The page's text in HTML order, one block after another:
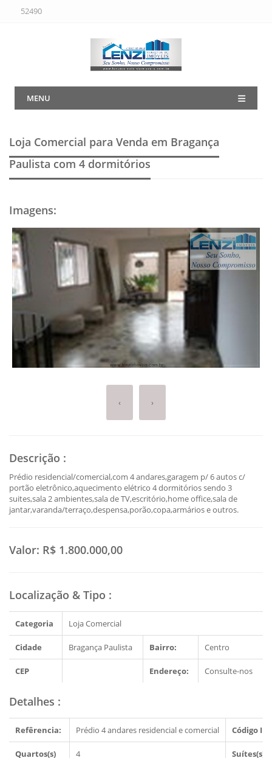
52490
MENU
Loja Comercial para Venda em Bragança
Paulista com 4 dormitórios
Imagens:
‹ ›
Descrição :
Prédio residencial/comercial,com 4 andares,garagem p/ 6 autos c/
portão eletrônico,aquecimento elétrico 4 dormitórios sendo 3
suites,sala 2 ambientes,sala de TV,escritório,home office,sala de
jantar,varanda/terraço,despensa,porão,copa,armários e outros.
Valor: R$ 1.800.000,00
Localização & Tipo :
Categoria Loja Comercial
Cidade Bragança Paulista Bairro: Centro
CEP Endereço: Consulte-nos
Detalhes :
Refêrencia: Prédio 4 andares residencial e comercial Código
Quartos(s) 4 Suítes(s)